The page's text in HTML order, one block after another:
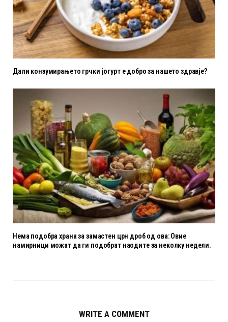
Дали конзумирањето грчки јогурт е добро за нашето здравје?
Нема подобра храна за замастен црн дроб од ова: Овие
намирници можат да ги подобрат наодите за неколку недели.
WRITE A COMMENT